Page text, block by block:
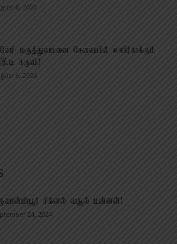
6, 2026
மருத்துவமனை சேவையில் உயிர்காக்கும்
கருவி!
6, 2026
சிக்னல் வசூல் மன்னன்!
24, 2024